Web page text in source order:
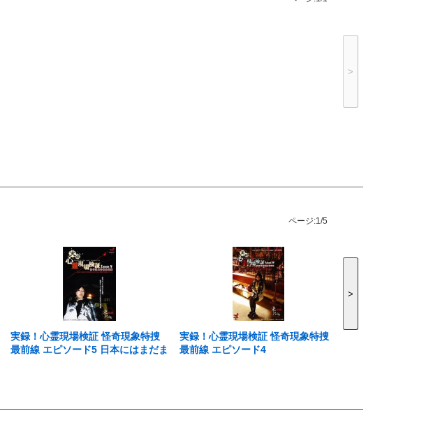
>
ページ:1/5
実録！心霊現場検証 怪奇現象特捜
最前線 エピソード5 日本にはまだま
実録！心霊現場検証 怪奇現象特捜
最前線 エピソード4
>